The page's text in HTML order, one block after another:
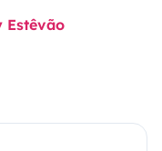
Estêvão